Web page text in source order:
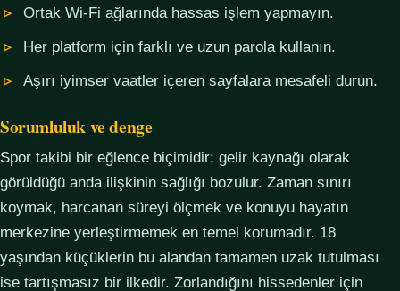
Ortak Wi-Fi ağlarında hassas işlem yapmayın.
Her platform için farklı ve uzun parola kullanın.
Aşırı iyimser vaatler içeren sayfalara mesafeli durun.
Sorumluluk ve denge
Spor takibi bir eğlence biçimidir; gelir kaynağı olarak
görüldüğü anda ilişkinin sağlığı bozulur. Zaman sınırı
koymak, harcanan süreyi ölçmek ve konuyu hayatın
merkezine yerleştirmemek en temel korumadır. 18
yaşından küçüklerin bu alandan tamamen uzak tutulması
ise tartışmasız bir ilkedir. Zorlandığını hissedenler için